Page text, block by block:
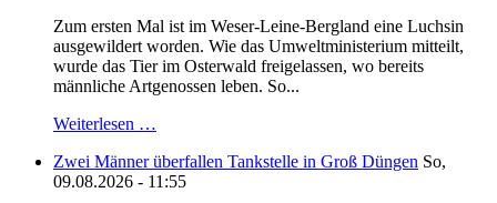
Zum ersten Mal ist im Weser-Leine-Bergland eine Luchsin
ausgewildert worden. Wie das Umweltministerium mitteilt,
wurde das Tier im Osterwald freigelassen, wo bereits
männliche Artgenossen leben. So...
Weiterlesen …
Zwei Männer überfallen Tankstelle in Groß Düngen So,
09.08.2026 - 11:55